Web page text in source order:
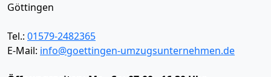
Göttingen
Tel.: 01579-2482365
E-Mail: info@goettingen-umzugsunternehmen.de